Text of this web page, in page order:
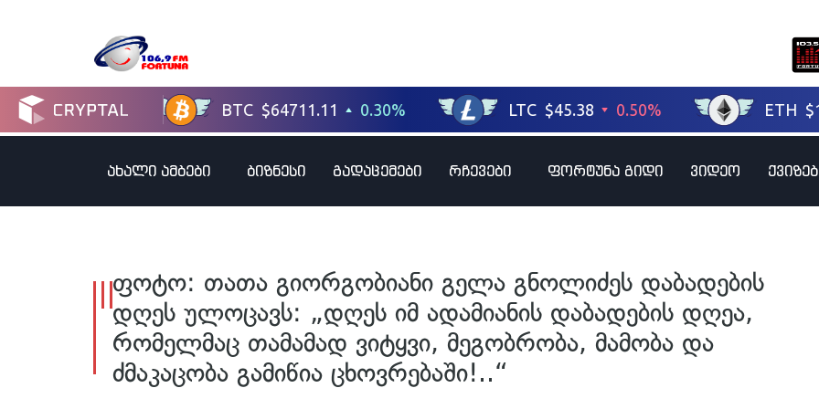
ახალი ამბები ბიზნესი გადაცემები რჩევები ფორტუნა გიდი ვიდეო
ფოტო: თათა გიორგობიანი გელა გნოლიძეს დაბადების
დღეს ულოცავს: „დღეს იმ ადამიანის დაბადების დღეა,
რომელმაც თამამად ვიტყვი, მეგობრობა, მამობა და
ძმაკაცობა გამიწია ცხოვრებაში!..“